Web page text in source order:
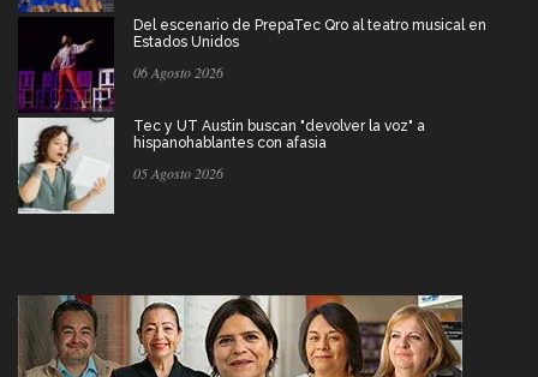
Del escenario de PrepaTec Qro al teatro musical en
Estados Unidos
06 Agosto 2026
Tec y UT Austin buscan "devolver la voz" a
hispanohablantes con afasia
05 Agosto 2026